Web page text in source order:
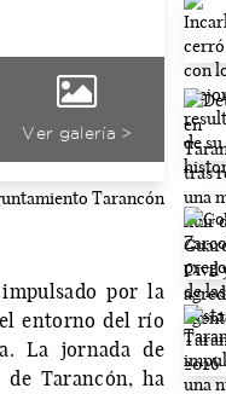
Ver galería >
Tarancón
por la
entorno del río
La jornada de
Tarancón, ha